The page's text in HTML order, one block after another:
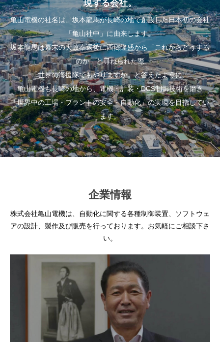
現する会社。
亀山電機の社名は、坂本龍馬が長崎の地で創設した日本初の会社
「亀山社中」に由来します。
坂本龍馬は幕末の大政奉還後に西郷隆盛から「これからどうする
のか」と尋ねられた際
「世界の海援隊でもやりますか」と答えたように、
亀山電機も長崎の地から、電機・計装・DCS制御技術を磨き
「世界中の工場・プラントの安全・自動化」の実現を目指してい
ます。
企業情報
株式会社亀山電機は、自動化に関する各種制御装置、ソフトウェ
アの設計、製作及び販売を行っております。お気軽にご相談下さ
い。